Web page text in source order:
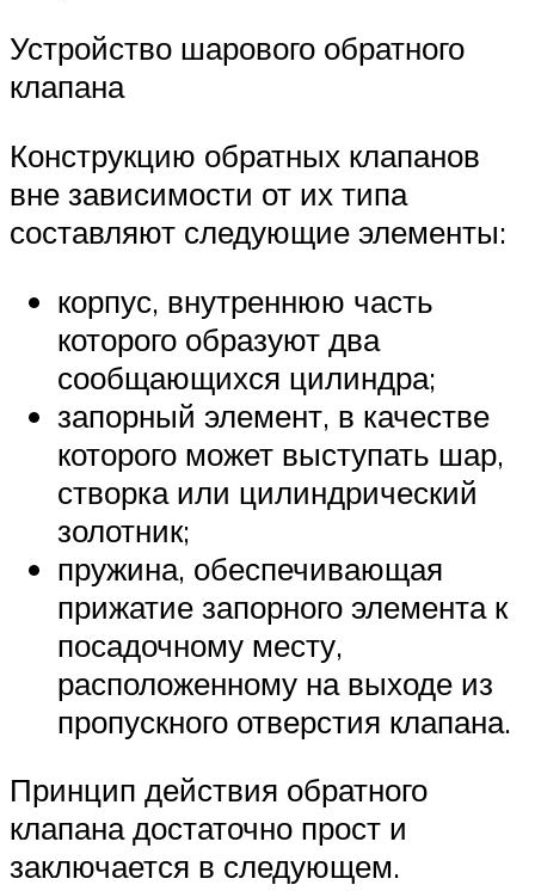
Устройство шарового обратного
клапана
Конструкцию обратных клапанов
вне зависимости от их типа
составляют следующие элементы:
корпус, внутреннюю часть
которого образуют два
сообщающихся цилиндра;
запорный элемент, в качестве
которого может выступать шар,
створка или цилиндрический
золотник;
пружина, обеспечивающая
прижатие запорного элемента к
посадочному месту,
расположенному на выходе из
пропускного отверстия клапана.
Принцип действия обратного
клапана достаточно прост и
заключается в следующем.